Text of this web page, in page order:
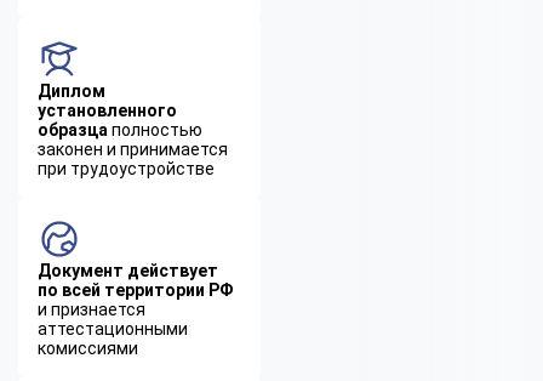
Диплом
установленного
образца полностью
законен и принимается
при трудоустройстве
Документ действует
по всей территории РФ
и признается
аттестационными
комиссиями